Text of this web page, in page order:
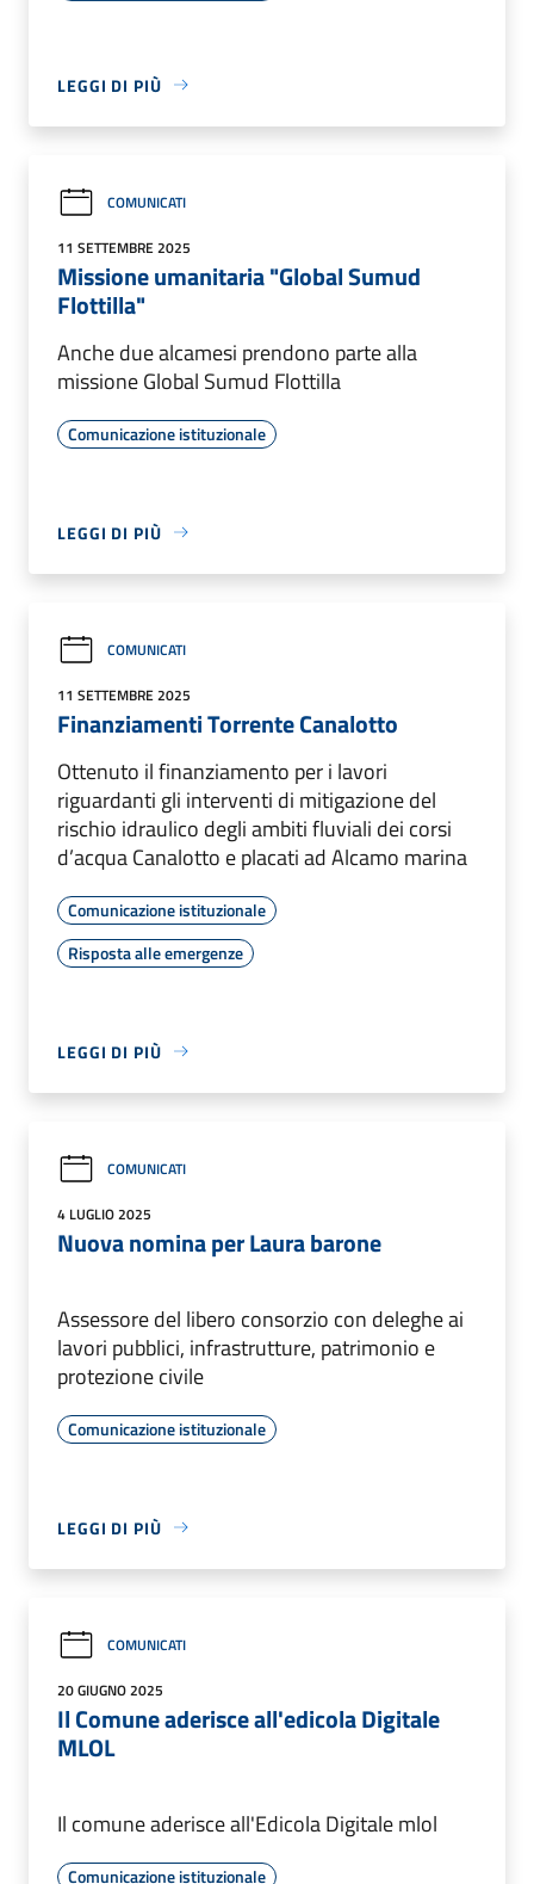
LEGGI DI PIÙ
COMUNICATI
11 SETTEMBRE 2025
Missione umanitaria "Global Sumud
Flottilla"
Anche due alcamesi prendono parte alla
missione Global Sumud Flottilla
Comunicazione istituzionale
LEGGI DI PIÙ
COMUNICATI
11 SETTEMBRE 2025
Finanziamenti Torrente Canalotto
Ottenuto il finanziamento per i lavori
riguardanti gli interventi di mitigazione del
rischio idraulico degli ambiti fluviali dei corsi
d’acqua Canalotto e placati ad Alcamo marina
Comunicazione istituzionale
Risposta alle emergenze
LEGGI DI PIÙ
COMUNICATI
4 LUGLIO 2025
Nuova nomina per Laura barone
Assessore del libero consorzio con deleghe ai
lavori pubblici, infrastrutture, patrimonio e
protezione civile
Comunicazione istituzionale
LEGGI DI PIÙ
COMUNICATI
20 GIUGNO 2025
Il Comune aderisce all'edicola Digitale
MLOL
Il comune aderisce all'Edicola Digitale mlol
Comunicazione istituzionale